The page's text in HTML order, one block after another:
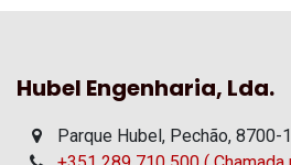
Hubel Engenharia, Lda.
Parque Hubel, Pechão, 8700-